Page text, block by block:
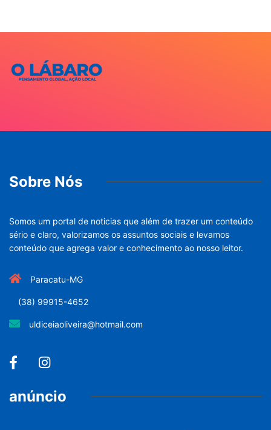
Sobre Nós
Somos um portal de noticias que além de trazer um conteúdo
sério e claro, valorizamos os assuntos sociais e levamos
conteúdo que agrega valor e conhecimento ao nosso leitor.
Paracatu-MG
(38) 99915-4652
uldiceiaoliveira@hotmail.com
anúncio